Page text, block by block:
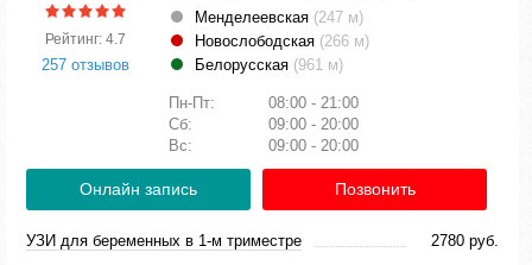
Рейтинг: 4.7
257 отзывов
Менделеевская (247 м)
Новослободская (266 м)
Белорусская (961 м)
Пн-Пт:
08:00 - 21:00
Сб:
09:00 - 20:00
Вс:
09:00 - 20:00
Онлайн запись Позвонить
УЗИ для беременных в 1-м триместре 2780 руб.